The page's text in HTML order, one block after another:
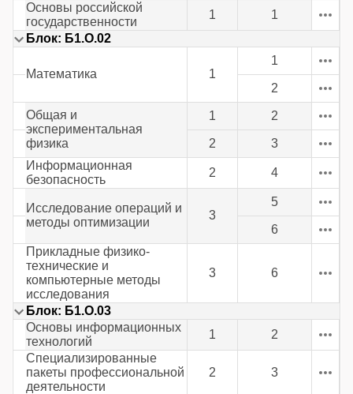
Основы российской
государственности
1
1
Блок: Б1.О.02
Математика 1
1
2
Общая и
экспериментальная
физика
1 2
2
3
Информационная
безопасность
2 4
Исследование операций и
методы оптимизации
3
5
6
Прикладные физико-
технические и
компьютерные методы
исследования
3 6
Блок: Б1.О.03
Основы информационных
технологий
1
2
Специализированные
пакеты профессиональной
деятельности
2 3